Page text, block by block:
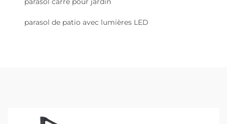
parasol de patio avec lumières LED